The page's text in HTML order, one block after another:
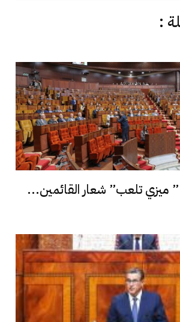
:
ميزي تلعب” شعار القائمين...